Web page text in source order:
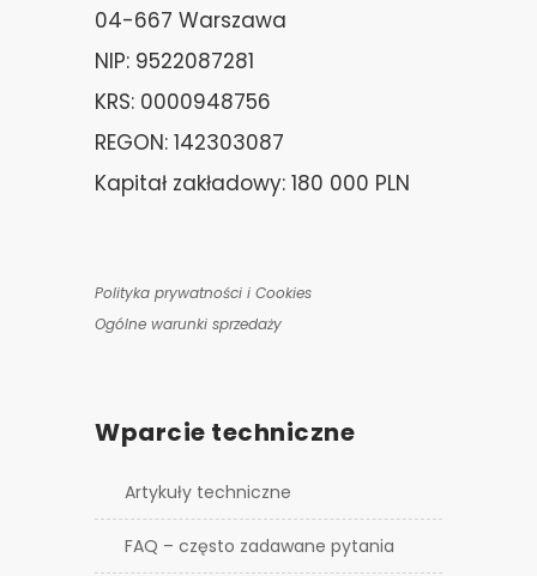
04-667 Warszawa
NIP: 9522087281
KRS: 0000948756
REGON: 142303087
Kapitał zakładowy: 180 000 PLN
Polityka prywatności i Cookies
Ogólne warunki sprzedaży
Wparcie techniczne
Artykuły techniczne
FAQ – często zadawane pytania